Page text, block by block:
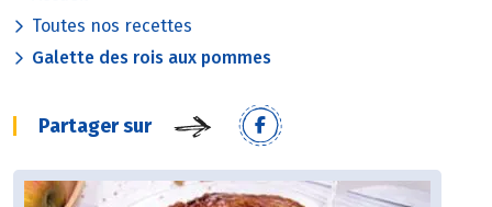
Toutes nos recettes
Galette des rois aux pommes
Partager sur